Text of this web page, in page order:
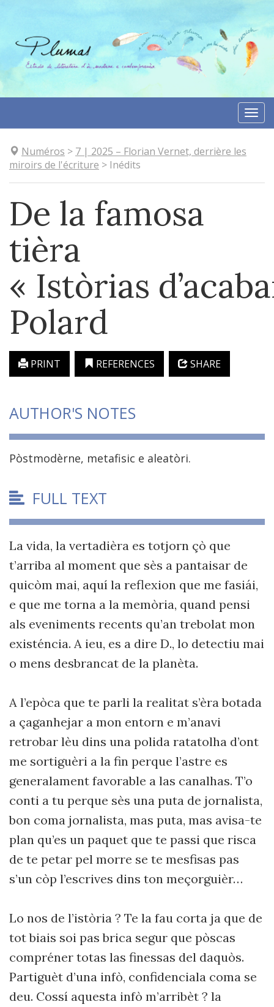
Numéros > 7 | 2025 – Florian Vernet, derrière les
miroirs de l'écriture > Inédits
De la famosa
tièra
« Istòrias
Polard
PRINT REFERENCES SHARE
AUTHOR'S NOTES
Pòstmodèrne, metafisic e aleatòri.
FULL TEXT
La vida, la vertadièra es totjorn çò que
t’arriba al moment que sès a pantaisar de
quicòm mai, aquí la reflexion que me fasiái,
e que me torna a la memòria, quand pensi
als eveniments recents qu’an trebolat mon
existéncia. A ieu, es a dire D., lo detectiu mai
o mens desbrancat de la planèta.
A l’epòca que te parli la realitat s’èra botada
a çaganhejar a mon entorn e m’anavi
retrobar lèu dins una polida ratatolha d’ont
me sortiguèri a la fin perque l’astre es
generalament favorable a las canalhas. T’o
conti a tu perque sès una puta de jornalista,
bon coma jornalista, mas puta, mas avisa-te
plan qu’es un paquet que te passi que risca
de te petar pel morre se te mesfisas pas
s’un còp l’escrives dins ton meçorguièr…
Lo nos de l’istòria ? Te la fau corta ja que de
tot biais soi pas brica segur que pòscas
compréner totas las finessas del daquòs.
Partiguèt d’una infò, confidenciala coma se
deu. Cossí aquesta infò m’arribèt ? la